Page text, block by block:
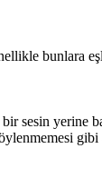
bunlara
sesin yerine